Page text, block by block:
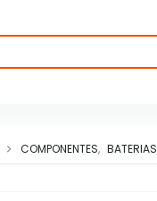
COMPONENTES, BATERIAS